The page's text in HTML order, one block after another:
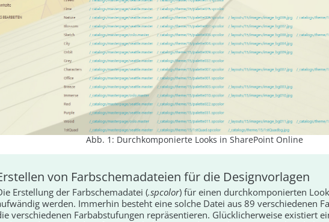
Abb. 1: Durchkomponierte Looks in SharePoint Online
von Farbschemadateien für die Designvorlagen
Erstellung der Farbschemadatei (.spcolor) für einen durchkomponierten
werden. Immerhin besteht eine solche Datei aus 89 verschiedenen
verschiedenen Farbabstufungen repräsentieren. Glücklicherweise existiert